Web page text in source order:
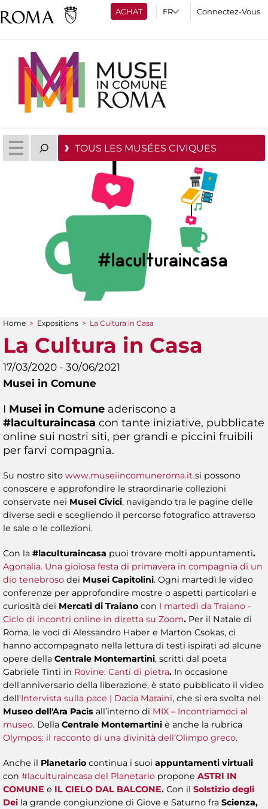
ACHAT Connectez-Vous
TOUS LES MUSÉES CIVIQUES
You are here
Home > Expositions > La Cultura in Casa
La Cultura in Casa
17/03/2020 - 30/06/2021
Musei in Comune
I Musei in Comune aderiscono a
#laculturaincasa con tante iniziative, pubblicate
online sui nostri siti, per grandi e piccini fruibili
per farvi compagnia.
Su nostro sito www.museiincomuneroma.it si possono
conoscere e approfondire le straordinarie collezioni
conservate nei Musei Civici, navigando tra le pagine delle
diverse sedi e scegliendo il percorso fotografico attraverso
le sale o le collezioni.
Con la #laculturaincasa puoi trovare molti appuntamenti.
Agonalia. Una gioiosa festa di primavera in compagnia di un
dio tenebroso dei Musei Capitolini. Ogni martedì le video
conferenze per approfondire mostre o aspetti particolari e
curiosità dei Mercati di Traiano con I martedì da Traiano -
Ciclo di incontri online in diretta su Zoom. Per il Natale di
Roma, le voci di Alessandro Haber e Marton Csokas, ci
hanno accompagnato nella lettura di testi ispirati ad alcune
opere della Centrale Montemartini, scritti dal poeta
Gabriele Tinti in ​ Rovine: Canti di pietra. In occasione
dell'anniversario della liberazione, è stato pubblicato il video
dell'Intervista sulla pace | Dacia Maraini, che si era svolta nel
Museo dell'Ara Pacis all’interno di MIX – Incontriamoci al
museo. Della Centrale Montemartini è anche la rubrica
Olympos: il racconto di una divinità dell’Olimpo greco.
Anche il Planetario continua i suoi appuntamenti virtuali
con #laculturaincasa del Planetario propone ASTRI IN
COMUNE e IL CIELO DAL BALCONE. Con il Solstizio degli
Dei la grande congiunzione di Giove e Saturno fra Scienza,